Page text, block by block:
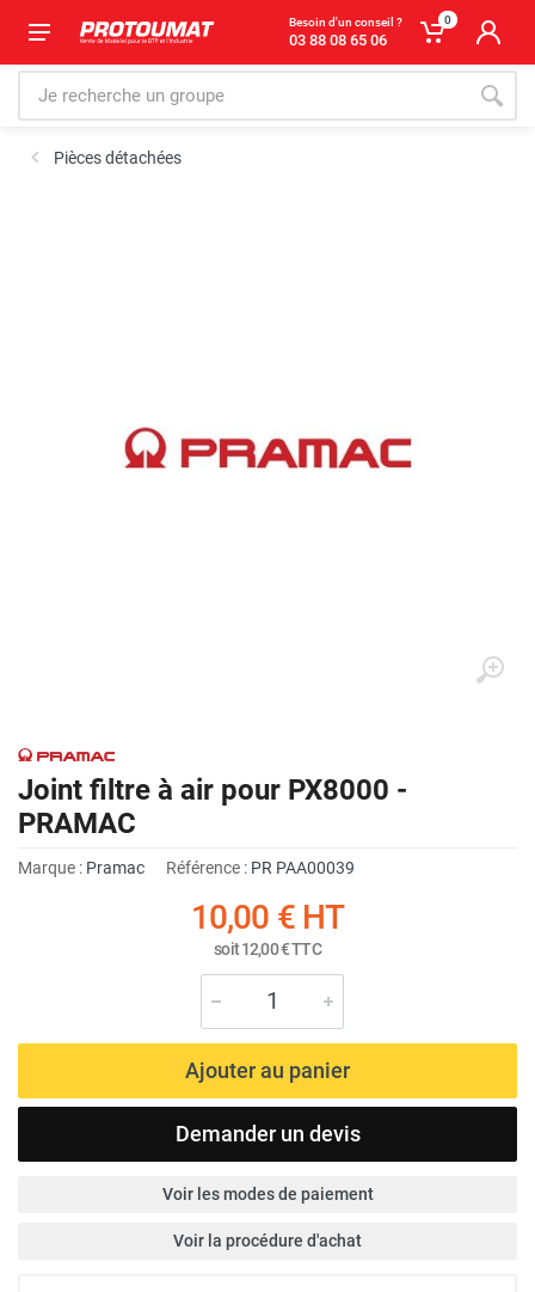
Besoin d'un conseil ?
03 88 08 65 06
0
Pièces détachées
Joint filtre à air pour PX8000 -
PRAMAC
Marque : Pramac Référence : PR PAA00039
10,00 €HT
soit12,00 €TTC
Ajouter au panier
Demander un devis
Voir les modes de paiement
Voir la procédure d'achat